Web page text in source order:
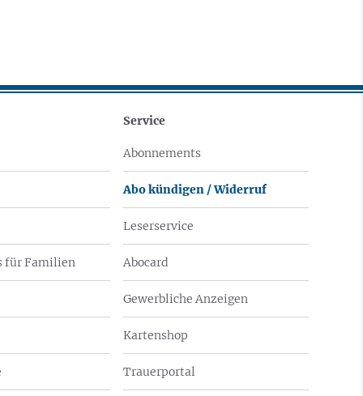
für Familien
Service
Abonnements
Abo kündigen / Widerruf
Leserservice
Abocard
Gewerbliche Anzeigen
Kartenshop
Trauerportal